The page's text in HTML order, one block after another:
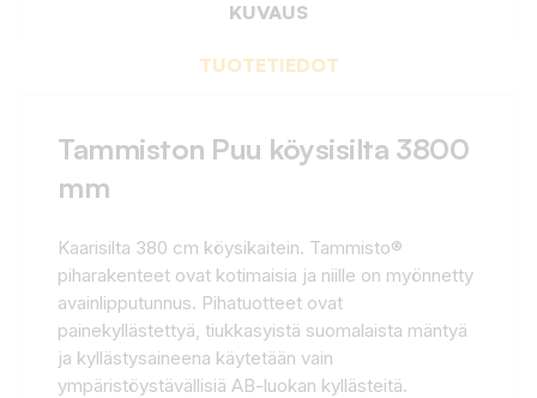
KUVAUS
TUOTETIEDOT
Tammiston Puu köysisilta 3800
mm
Kaarisilta 380 cm köysikaitein. Tammisto®
piharakenteet ovat kotimaisia ja niille on myönnetty
avainlipputunnus. Pihatuotteet ovat
painekyllästettyä, tiukkasyistä suomalaista mäntyä
ja kyllästysaineena käytetään vain
ympäristöystävällisiä AB-luokan kyllästeitä.